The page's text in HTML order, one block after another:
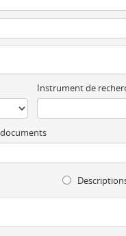
Instrument de